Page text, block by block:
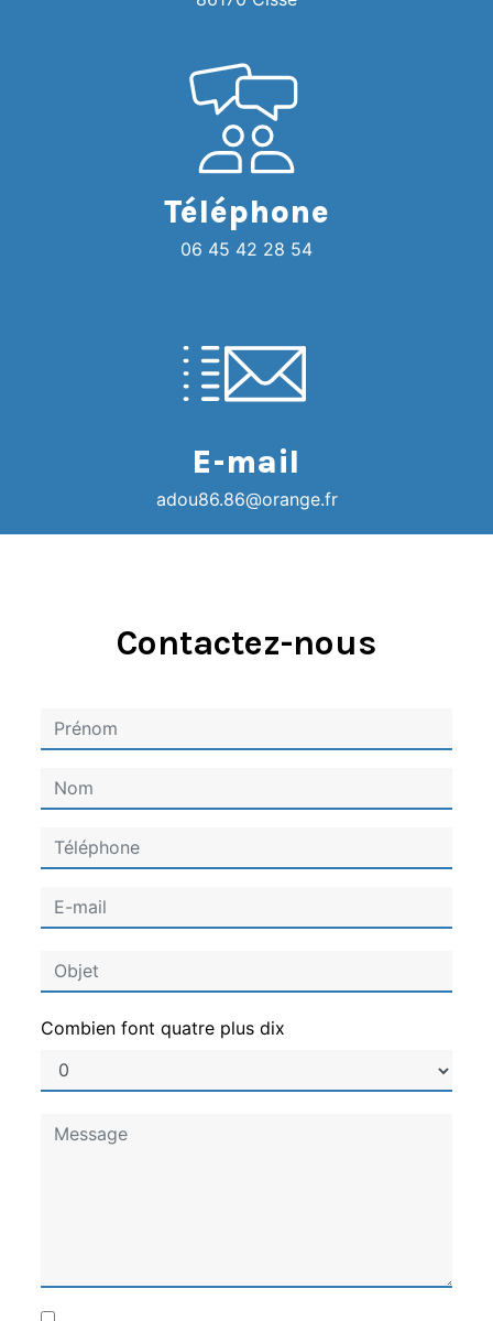
Téléphone
06 45 42 28 54
E-mail
adou86.86@orange.fr
Contactez-nous
Combien font quatre plus dix